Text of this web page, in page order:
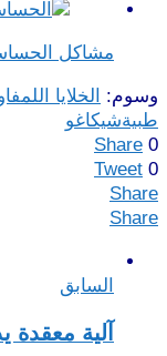
مشاكل
وسوم: الخلايا
طبيةشيكاغو
Share 0
Tweet 0
Share
Share
السابق
آلية معقدة